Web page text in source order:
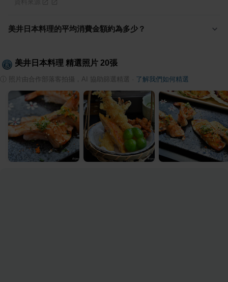
美井日本料理的平均消費金額約為多少？
美井日本料理 精選照片 20張
照片由合作部落客拍攝，AI 協助篩選精選 了解我們如何精選